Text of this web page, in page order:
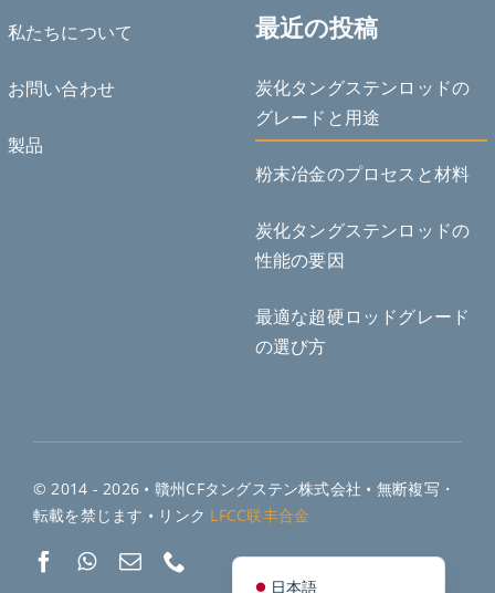
私たちについて
お問い合わせ
製品
最近の投稿
炭化タングステンロッドの
グレードと用途
粉末冶金のプロセスと材料
炭化タングステンロッドの
性能の要因
最適な超硬ロッドグレード
の選び方
© 2014 - 2026 • 贛州CFタングステン株式会社 • 無断複写・
転載を禁じます • リンク LFCC联丰合金
日本語
简体中文
繁體中文
Русский
Türkçe
ไทย
Español de México
Čeština
Deutsch (Sie)